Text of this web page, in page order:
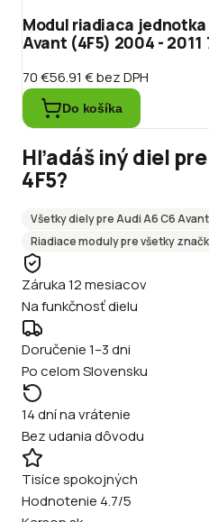
Modul riadiaca
Avant (4F5) 2004 - 2011
70 €56.91 €bez DPH
Do košíka
Hľadáš iný diel pre
4F5?
Všetky diely preAudiA6 C6
Riadiace modulypre všetky
Záruka 12 mesiacov
Na funkčnosť dielu
Doručenie 1–3 dni
Po celom Slovensku
14 dní na vrátenie
Bez udania dôvodu
Tisíce spokojných
Hodnotenie 4.7/5